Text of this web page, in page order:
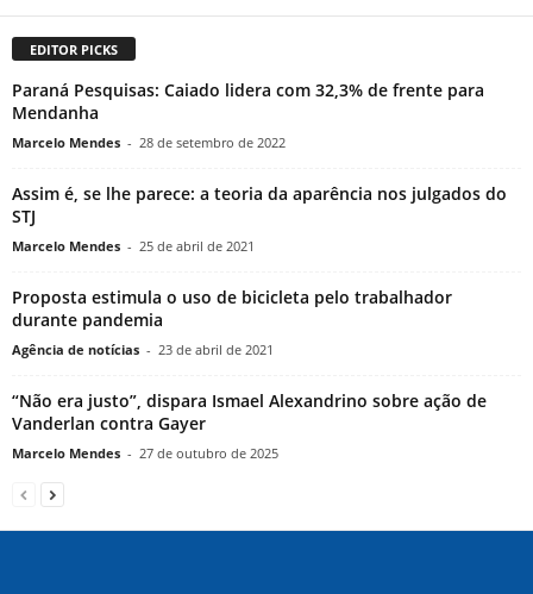
EDITOR PICKS
Paraná Pesquisas: Caiado lidera com 32,3% de frente para
Mendanha
Marcelo Mendes - 28 de setembro de 2022
Assim é, se lhe parece: a teoria da aparência nos julgados do
STJ
Marcelo Mendes - 25 de abril de 2021
Proposta estimula o uso de bicicleta pelo trabalhador
durante pandemia
Agência de notícias - 23 de abril de 2021
“Não era justo”, dispara Ismael Alexandrino sobre ação de
Vanderlan contra Gayer
Marcelo Mendes - 27 de outubro de 2025